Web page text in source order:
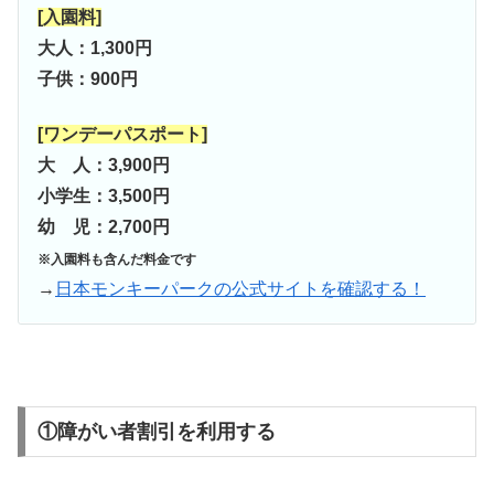
[入園料]
大人：1,300円
子供：900円
[ワンデーパスポート]
大 人：3,900円
小学生：3,500円
幼 児：2,700円
※入園料も含んだ料金です
→ 日本モンキーパークの公式サイトを確認する！
①障がい者割引を利用する